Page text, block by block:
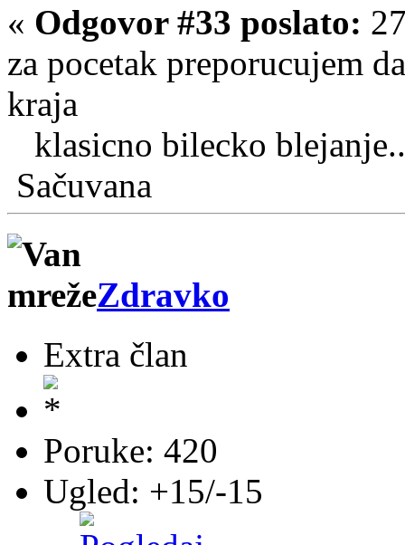
« Odgovor #33 poslato:
za pocetak preporucujem
kraja
klasicno bilecko
Sačuvana
Zdravko
Extra član
Poruke: 420
Ugled: +15/-15